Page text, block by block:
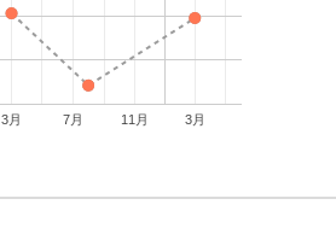
3月 7月 11月 3月